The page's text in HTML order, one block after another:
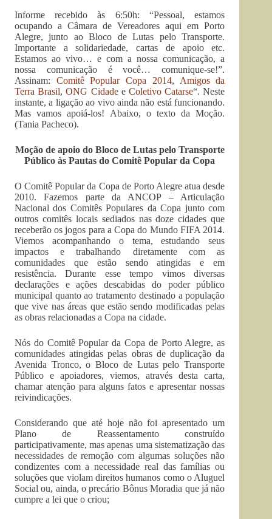
Informe recebido às 6:50h: “Pessoal, estamos
ocupando a Câmara de Vereadores aqui em Porto
Alegre, junto ao Bloco de Lutas pelo Transporte.
Importante a solidariedade, cartas de apoio etc.
Estamos ao vivo… e com a nossa comunicação, a
nossa comunicação é você… comunique-se!”.
Assinam: Comitê Popular Copa 2014, Amigos da
Terra Brasil,ONG Cidadee Coletivo Catarse“. Neste
instante, a ligação ao vivo ainda não está funcionando.
Mas vamos apoiá-los! Abaixo, o texto da Moção.
(Tania Pacheco).
Moção de apoio do Bloco de Lutas pelo Transporte
Público às Pautas do Comitê Popular da Copa
O Comitê Popular da Copa de Porto Alegre atua desde
2010. Fazemos parte da ANCOP – Articulação
Nacional dos Comitês Populares da Copa junto com
outros comitês locais sediados nas doze cidades que
receberão os jogos para a Copa do Mundo FIFA 2014.
Viemos acompanhando o tema, estudando seus
impactos e trabalhando diretamente com as
comunidades que estão sendo atingidas e em
resistência. Durante esse tempo vimos diversas
declarações e ações descabidas do poder público
municipal quanto ao tratamento destinado a população
que vive nas áreas que estão sendo modificadas pelas
as obras relacionadas a Copa na cidade.
Nós do Comitê Popular da Copa de Porto Alegre, as
comunidades atingidas pelas obras de duplicação da
Avenida Tronco, o Bloco de Lutas pelo Transporte
Público e apoiadores, viemos, através desta carta,
chamar atenção para alguns fatos e apresentar nossas
reivindicações.
Considerando que até hoje não foi apresentado um
Plano de Reassentamento construído
participativamente, mas apenas uma sistematização das
necessidades de remoção com algumas soluções não
condizentes com a necessidade real das famílias ou
soluções que violam direitos humanos como o Aluguel
Social ou, ainda, o precário Bônus Moradia que já não
cumpre a lei que o criou;